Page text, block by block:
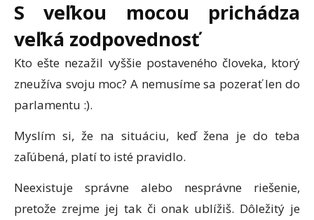
S veľkou mocou prichádza
veľká zodpovednosť
Kto ešte nezažil vyššie postaveného človeka, ktorý
zneužíva svoju moc? A nemusíme sa pozerať len do
parlamentu :).
Myslím si, že na situáciu, keď žena je do teba
zaľúbená, platí to isté pravidlo.
Neexistuje správne alebo nesprávne riešenie,
pretože zrejme jej tak či onak ublížiš. Dôležitý je